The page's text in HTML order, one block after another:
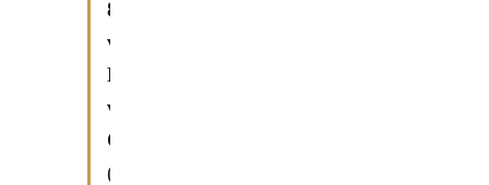
86 Verbreiten
von
Propagandamitteln
verfassungswidriger
Organisationen
(Hervorhebungen